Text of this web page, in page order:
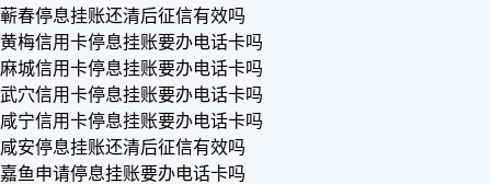
蕲春停息挂账还清后征信有效吗
黄梅信用卡停息挂账要办电话卡吗
麻城信用卡停息挂账要办电话卡吗
武穴信用卡停息挂账要办电话卡吗
咸宁信用卡停息挂账要办电话卡吗
咸安停息挂账还清后征信有效吗
嘉鱼申请停息挂账要办电话卡吗